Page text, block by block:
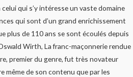
qui s’y intéresse un vaste domaine
qui sont d’un grand enrichissement
plus de 110 ans se sont écoulés depuis
Wirth, La franc-maçonnerie rendue
premier du genre, fut très novateur
même de son contenu que par les